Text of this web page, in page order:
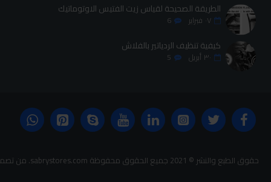
الطريقة الصحيحة لقياس زيت الفتيس الاوتوماتيك
٠٧ فبراير 6
كيفية تنظيف الردياتير بالفلاش
٣٠ أبريل 5
حقوق الطبع والنشر © 2021 جميع الحقوق محفوظة sabrystores.com. من تصميم-